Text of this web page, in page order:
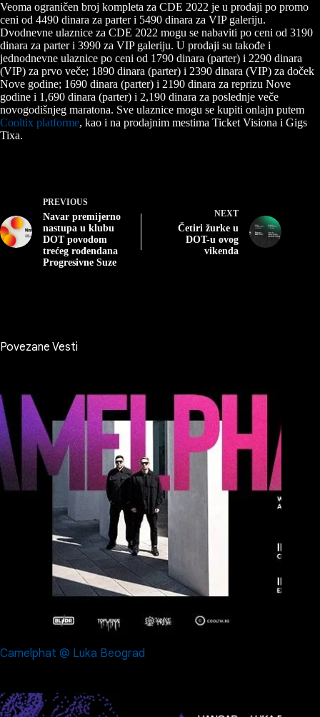
Veoma ograničen broj kompleta za CDE 2022 je u prodaji po promo
ceni od 4490 dinara za parter i 5490 dinara za VIP galeriju.
Dvodnevne ulaznice za CDE 2022 mogu se nabaviti po ceni od 3190
dinara za parter i 3990 za VIP galeriju. U prodaji su takođe i
jednodnevne ulaznice po ceni od 1790 dinara (parter) i 2290 dinara
(VIP) za prvo veče; 1890 dinara (parter) i 2390 dinara (VIP) za doček
Nove godine; 1690 dinara (parter) i 2190 dinara za reprizu Nove
godine i 1,690 dinara (parter) i 2,190 dinara za poslednje veče
novogodišnjeg maratona. Sve ulaznice mogu se kupiti onlajn putem
Cooltix platforme, kao i na prodajnim mestima Ticket Visiona i Gigs
Tixa.
PREVIOUS
Navar premijerno
nastupa u klubu
DOT povodom
trećeg rođendana
Progresivne Suze
NEXT
Četiri žurke u
DOT-u ovog
vikenda
Povezane Vesti
Camelphat @ Luka Beograd